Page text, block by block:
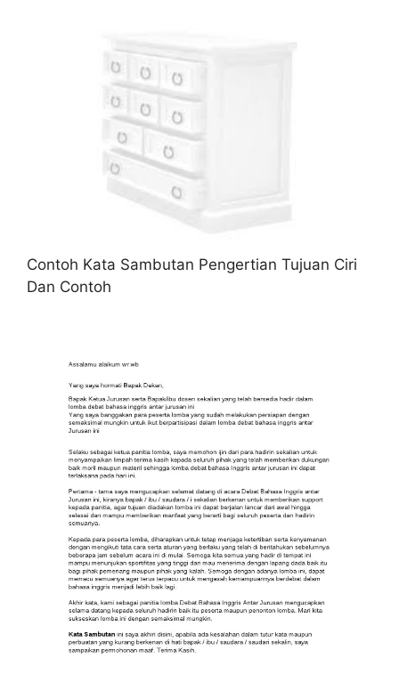
Contoh Kata Sambutan Pengertian Tujuan Ciri
Dan Contoh